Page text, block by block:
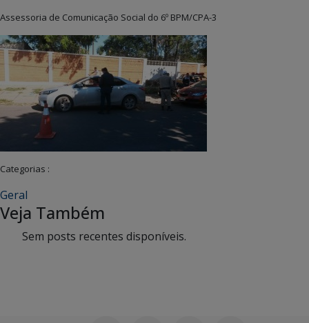
Assessoria de Comunicação Social do 6º BPM/CPA-3
Categorias :
Geral
Veja Também
Sem posts recentes disponíveis.